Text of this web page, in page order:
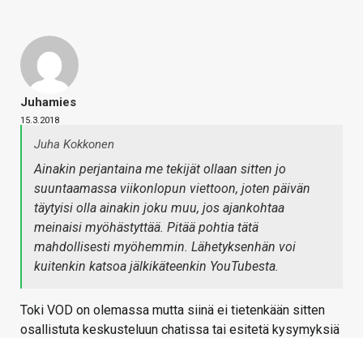
Juhamies
15.3.2018
Juha Kokkonen
Ainakin perjantaina me tekijät ollaan sitten jo
suuntaamassa viikonlopun viettoon, joten päivän
täytyisi olla ainakin joku muu, jos ajankohtaa
meinaisi myöhästyttää. Pitää pohtia tätä
mahdollisesti myöhemmin. Lähetyksenhän voi
kuitenkin katsoa jälkikäteenkin YouTubesta.
Toki VOD on olemassa mutta siinä ei tietenkään sitten
osallistuta keskusteluun chatissa tai esitetä kysymyksiä